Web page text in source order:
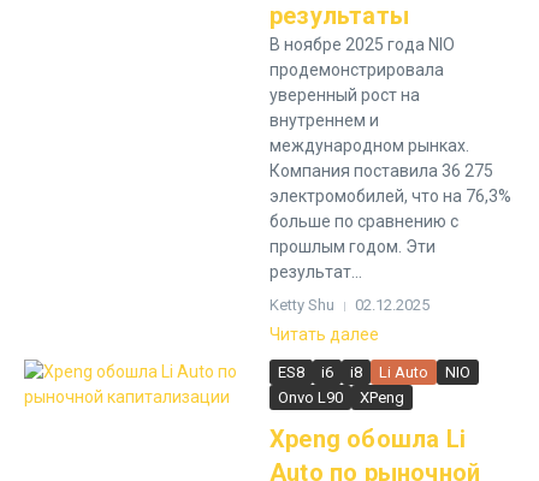
результаты
В ноябре 2025 года NIO
продемонстрировала
уверенный рост на
внутреннем и
международном рынках.
Компания поставила 36 275
электромобилей, что на 76,3%
больше по сравнению с
прошлым годом. Эти
результат...
Ketty Shu 02.12.2025
Читать далее
ES8 i6 i8 Li Auto
NIO
Onvo L90
XPeng
Xpeng обошла Li
Auto по рыночной